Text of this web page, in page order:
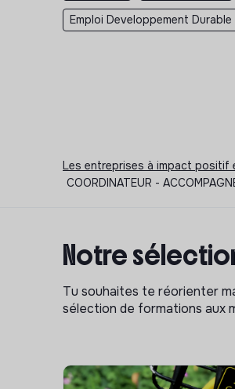
Emploi Developpement Durable
Les entreprises à impact
COORDINATEUR -
Notre
Tu souhaites te réorienter
sélection de formations aux